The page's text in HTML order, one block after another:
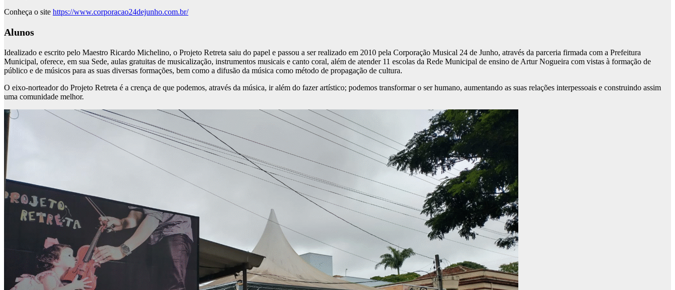
Conheça o site https://www.corporacao24dejunho.com.br/
Alunos
Idealizado e escrito pelo Maestro Ricardo Michelino, o Projeto Retreta saiu do papel e passou a ser realizado em 2010 pela Corporação Musical 24 de Junho, através da parceria firmada com a Prefeitura
Municipal, oferece, em sua Sede, aulas gratuitas de musicalização, instrumentos musicais e canto coral, além de atender 11 escolas da Rede Municipal de ensino de Artur Nogueira com vistas à formação de
público e de músicos para as suas diversas formações, bem como a difusão da música como método de propagação de cultura.
O eixo-norteador do Projeto Retreta é a crença de que podemos, através da música, ir além do fazer artístico; podemos transformar o ser humano, aumentando as suas relações interpessoais e construindo assim
uma comunidade melhor.